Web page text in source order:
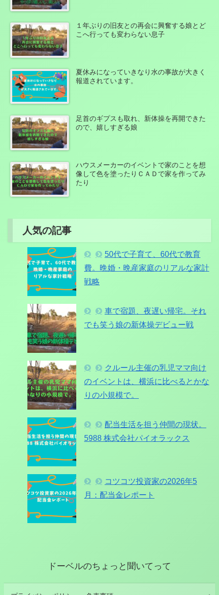
１年ぶりの旧友との再会に興奮する娘とど
こへ行っても変わらない息子
夏休みになっていきなり水の事故が大きく
報道されています。
足首のギプスも取れ、新体操を再開できた
ので、嬉しすぎる娘
ハウスメーカーのイベントで家のことを想
像して色を塗ったりＣＡＤで家を作ってみ
たり
人気の記事
50代で子育て、60代で教育
費。晩婚・晩産家庭のリアルな家計
戦略
車で宿題、夜遅い帰宅。それ
でも笑う娘の新体操デビュー戦
クルール主催の乳児ママ向け
のイベントは、横浜に比べるとかな
りの小規模で。
配当生活を担う仲間の現状。
5988 株式会社パイオラックス
コツコツ投資家の2026年5
月：配当金レポート
ドーベルのちょっと聞いてって